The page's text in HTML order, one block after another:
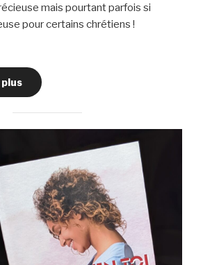
mais pourtant parfois si
pour certains chrétiens !
plus